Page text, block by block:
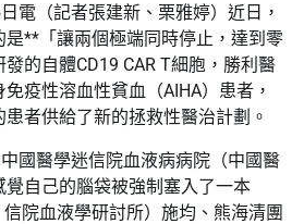
電（記者張建新、栗雅婷）近日，
**「讓兩個極端同時停止，達到零
的自體CD19 CAR T細胞，勝利醫
疫性溶血性貧血（AIHA）患者，
者供給了新的拯救性醫治計劃。
國醫學迷信院血液病病院（中國醫
自己的腦袋被強制塞入了一本
院血液學研討所）施均、熊海清團